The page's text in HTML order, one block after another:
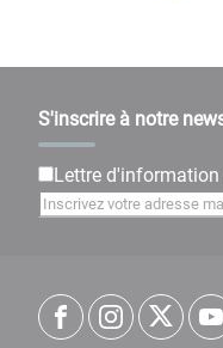
S'inscrire à notre
Lettre